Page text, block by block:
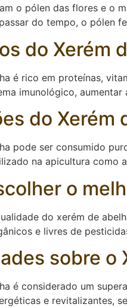
o pólen das flores e o
do tempo, o pólen
do Xerém
é rico em proteínas,
imunológico, aumentar
do Xerém
pode ser consumido
na apicultura como
o
do xerém de
e livres de
sobre o
é considerado um
e revitalizantes,